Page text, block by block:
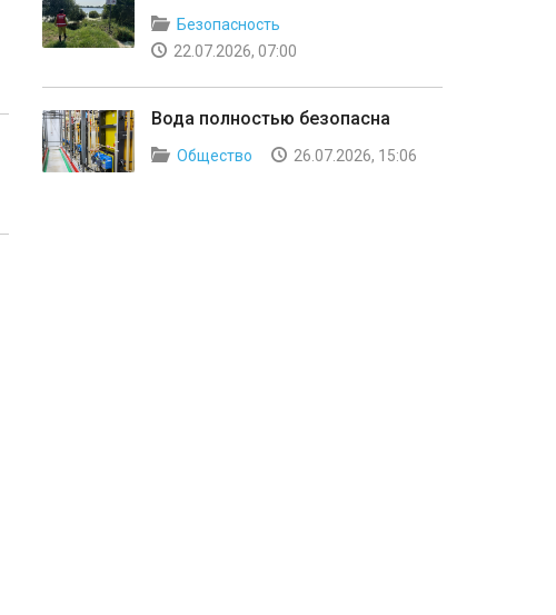
Безопасность
22.07.2026, 07:00
Вода полностью безопасна
Общество 26.07.2026, 15:06